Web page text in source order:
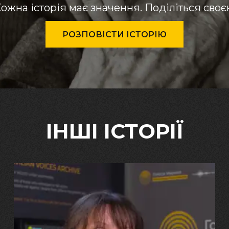
історія має значення. Поділіться
РОЗПОВІСТИ ІСТОРІЮ
ІНШІ ІСТОРІЇ